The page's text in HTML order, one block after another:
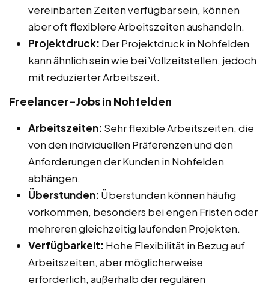
vereinbarten Zeiten verfügbar sein, können
aber oft flexiblere Arbeitszeiten aushandeln.
Projektdruck: Der Projektdruck in Nohfelden
kann ähnlich sein wie bei Vollzeitstellen, jedoch
mit reduzierter Arbeitszeit.
Freelancer-Jobs in Nohfelden
Arbeitszeiten: Sehr flexible Arbeitszeiten, die
von den individuellen Präferenzen und den
Anforderungen der Kunden in Nohfelden
abhängen.
Überstunden: Überstunden können häufig
vorkommen, besonders bei engen Fristen oder
mehreren gleichzeitig laufenden Projekten.
Verfügbarkeit: Hohe Flexibilität in Bezug auf
Arbeitszeiten, aber möglicherweise
erforderlich, außerhalb der regulären